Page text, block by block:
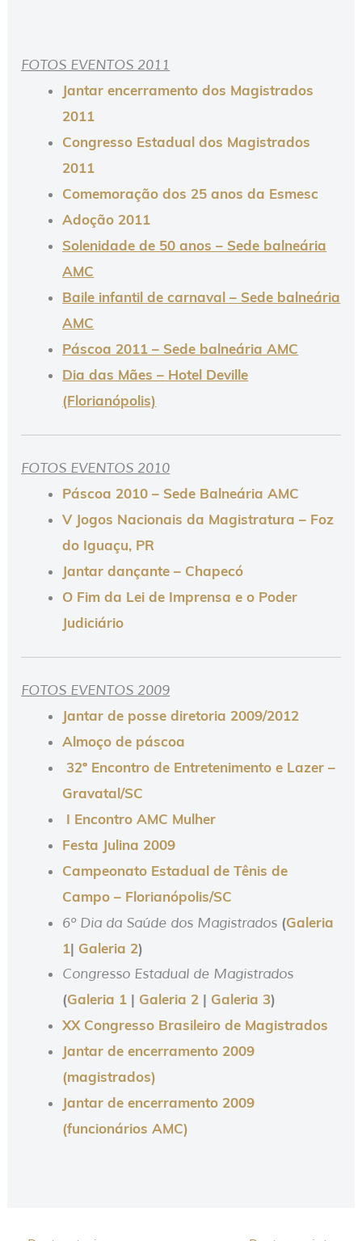
FOTOS EVENTOS 2011
Jantar encerramento dos Magistrados
2011
Congresso Estadual dos Magistrados
2011
Comemoração dos 25 anos da Esmesc
Adoção 2011
Solenidade de 50 anos – Sede balneária
AMC
Baile infantil de carnaval – Sede balneária
AMC
Páscoa 2011 – Sede balneária AMC
Dia das Mães – Hotel Deville
(Florianópolis)
FOTOS EVENTOS 2010
Páscoa 2010 – Sede Balneária AMC
V Jogos Nacionais da Magistratura – Foz
do Iguaçu, PR
Jantar dançante – Chapecó
O Fim da Lei de Imprensa e o Poder
Judiciário
FOTOS EVENTOS 2009
Jantar de posse diretoria 2009/2012
Almoço de páscoa
32º Encontro de Entretenimento e Lazer –
Gravatal/SC
I Encontro AMC Mulher
Festa Julina 2009
Campeonato Estadual de Tênis de
Campo – Florianópolis/SC
6º Dia da Saúde dos Magistrados (Galeria
1| Galeria 2)
Congresso Estadual de Magistrados
(Galeria 1 | Galeria 2 | Galeria 3)
XX Congresso Brasileiro de Magistrados
Jantar de encerramento 2009
(magistrados)
Jantar de encerramento 2009
(funcionários AMC)